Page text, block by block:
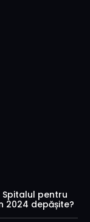
pentru
2024 depășite?